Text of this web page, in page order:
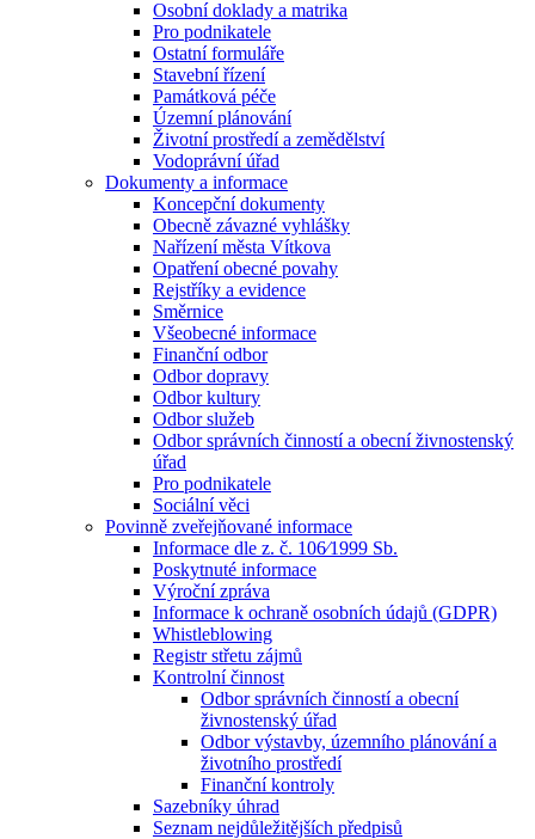
Osobní doklady a matrika
Pro podnikatele
Ostatní formuláře
Stavební řízení
Památková péče
Územní plánování
Životní prostředí a zemědělství
Vodoprávní úřad
Dokumenty a informace
Koncepční dokumenty
Obecně závazné vyhlášky
Nařízení města Vítkova
Opatření obecné povahy
Rejstříky a evidence
Směrnice
Všeobecné informace
Finanční odbor
Odbor dopravy
Odbor kultury
Odbor služeb
Odbor správních činností a obecní živnostenský
úřad
Pro podnikatele
Sociální věci
Povinně zveřejňované informace
Informace dle z. č. 106⁄1999 Sb.
Poskytnuté informace
Výroční zpráva
Informace k ochraně osobních údajů (GDPR)
Whistleblowing
Registr střetu zájmů
Kontrolní činnost
Odbor správních činností a obecní
živnostenský úřad
Odbor výstavby, územního plánování a
životního prostředí
Finanční kontroly
Sazebníky úhrad
Seznam nejdůležitějších předpisů